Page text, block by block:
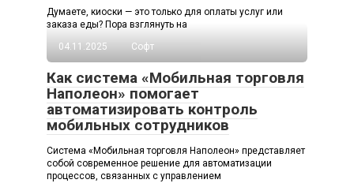
Думаете, киоски — это только для оплаты услуг или
заказа еды? Пора взглянуть на
04.11.2025
Софт
Как система «Мобильная торговля
Наполеон» помогает
автоматизировать контроль
мобильных сотрудников
Система «Мобильная торговля Наполеон» представляет
собой современное решение для автоматизации
процессов, связанных с управлением